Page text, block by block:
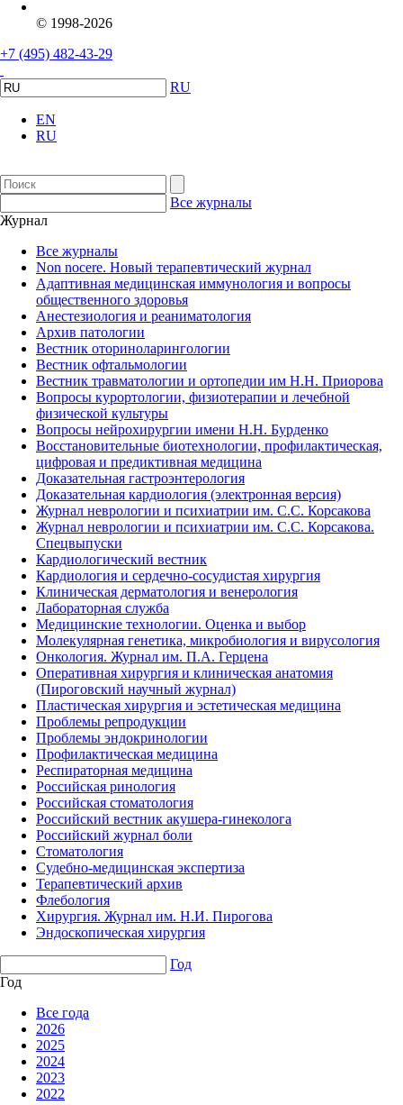
© 1998-2026
+7 (495) 482-43-29
RU
EN
RU
Все журналы
Журнал
Все журналы
Non nocere. Новый терапевтический журнал
Адаптивная медицинская иммунология и вопросы
общественного здоровья
Анестезиология и реаниматология
Архив патологии
Вестник оториноларингологии
Вестник офтальмологии
Вестник травматологии и ортопедии им Н.Н. Приорова
Вопросы курортологии, физиотерапии и лечебной
физической культуры
Вопросы нейрохирургии имени Н.Н. Бурденко
Восстановительные биотехнологии, профилактическая,
цифровая и предиктивная медицина
Доказательная гастроэнтерология
Доказательная кардиология (электронная версия)
Журнал неврологии и психиатрии им. С.С. Корсакова
Журнал неврологии и психиатрии им. С.С. Корсакова.
Спецвыпуски
Кардиологический вестник
Кардиология и сердечно-сосудистая хирургия
Клиническая дерматология и венерология
Лабораторная служба
Медицинские технологии. Оценка и выбор
Молекулярная генетика, микробиология и вирусология
Онкология. Журнал им. П.А. Герцена
Оперативная хирургия и клиническая анатомия
(Пироговский научный журнал)
Пластическая хирургия и эстетическая медицина
Проблемы репродукции
Проблемы эндокринологии
Профилактическая медицина
Респираторная медицина
Российская ринология
Российская стоматология
Российский вестник акушера-гинеколога
Российский журнал боли
Стоматология
Судебно-медицинская экспертиза
Терапевтический архив
Флебология
Хирургия. Журнал им. Н.И. Пирогова
Эндоскопическая хирургия
Год
Год
Все года
2026
2025
2024
2023
2022